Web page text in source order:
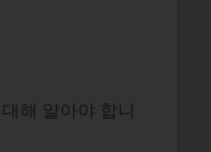
해 알아야 합니